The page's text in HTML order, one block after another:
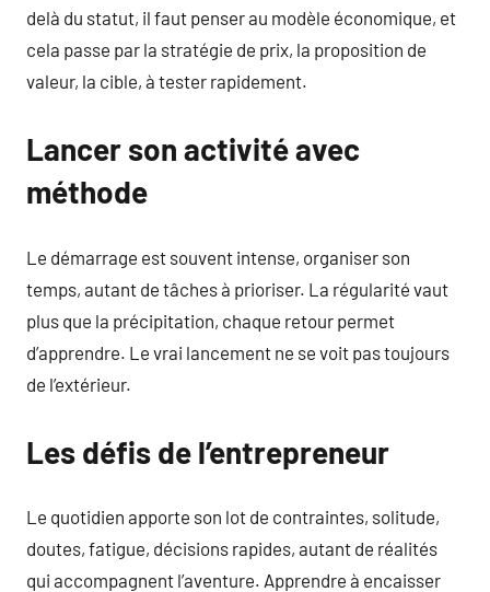
delà du statut, il faut penser au modèle économique, et
cela passe par la stratégie de prix, la proposition de
valeur, la cible, à tester rapidement.
Lancer son activité avec
méthode
Le démarrage est souvent intense, organiser son
temps, autant de tâches à prioriser. La régularité vaut
plus que la précipitation, chaque retour permet
d’apprendre. Le vrai lancement ne se voit pas toujours
de l’extérieur.
Les défis de l’entrepreneur
Le quotidien apporte son lot de contraintes, solitude,
doutes, fatigue, décisions rapides, autant de réalités
qui accompagnent l’aventure. Apprendre à encaisser